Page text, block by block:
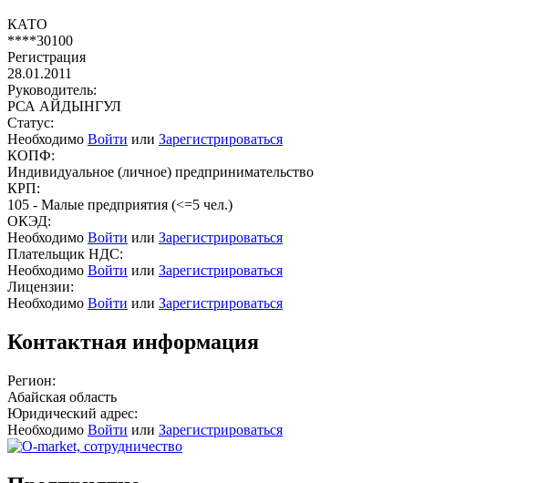
КАТО
****30100
Регистрация
28.01.2011
Руководитель:
РСА АЙДЫНГУЛ
Статус:
Необходимо Войти или Зарегистрироваться
КОПФ:
Индивидуальное (личное) предпринимательство
КРП:
105 - Малые предприятия (<=5 чел.)
ОКЭД:
Необходимо Войти или Зарегистрироваться
Плательщик НДС:
Необходимо Войти или Зарегистрироваться
Лицензии:
Необходимо Войти или Зарегистрироваться
Контактная информация
Регион:
Абайская область
Юридический адрес:
Необходимо Войти или Зарегистрироваться